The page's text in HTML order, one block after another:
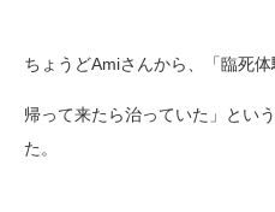
ちょうどAmiさんから、「臨死体
帰って来たら治っていた」とい
た。